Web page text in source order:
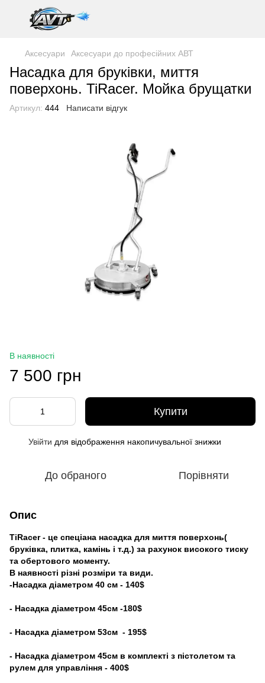
Аксесуари Аксесуари до професійних АВТ
Насадка для бруківки, миття
поверхонь. TiRacer. Мойка брущатки
Артикул: 444 Написати відгук
В наявності
7 500 грн
Купити
Увійти для відображення накопичувальної знижки
До обраного Порівняти
Опис
TiRacer - це спеціана насадка для миття поверхонь(
бруківка, плитка, камінь і т.д.) за рахунок високого тиску
та обертового моменту.
В наявності різні розміри та види.
-Насадка діаметром 40 см - 140$
- Насадка діаметром 45см -180$
- Насадка діаметром 53см - 195$
- Насадка діаметром 45см в комплекті з пістолетом та
рулем для управління - 400$